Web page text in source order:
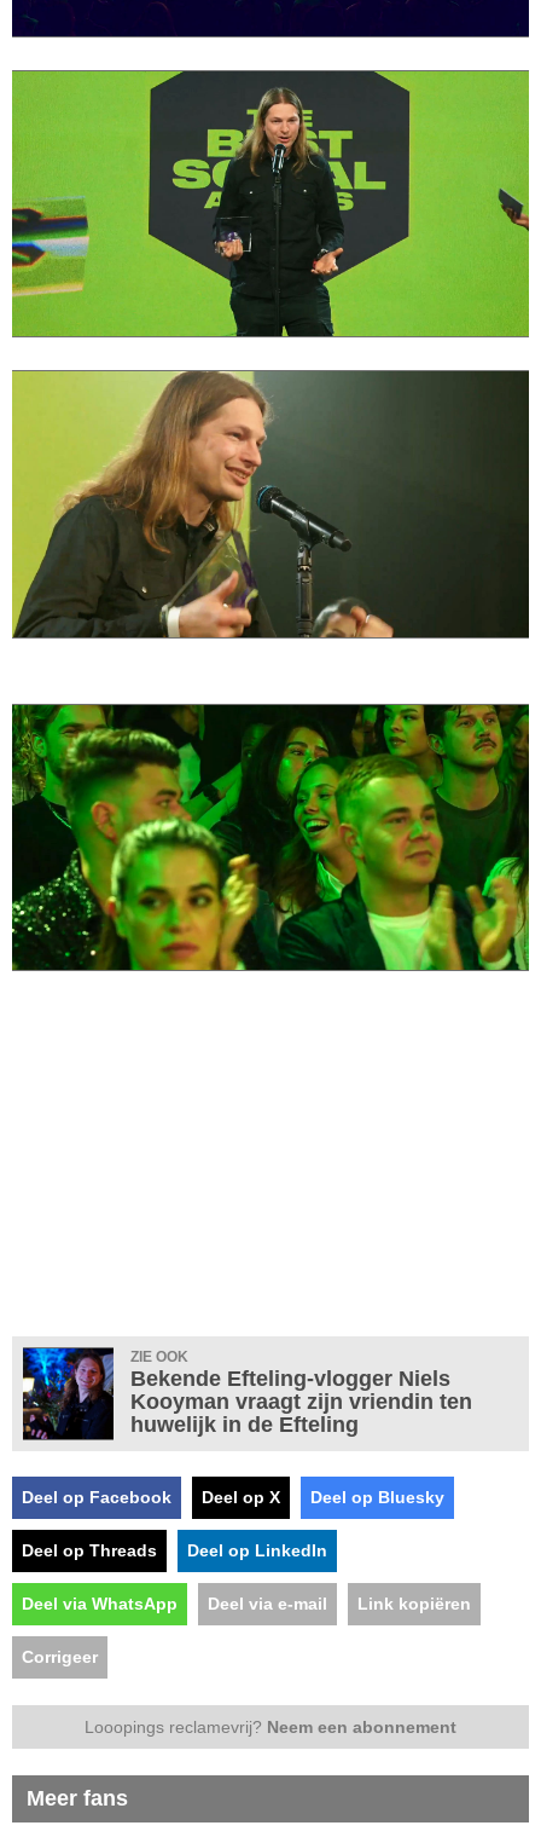
ZIE OOK
Bekende Efteling-vlogger Niels
Kooyman vraagt zijn vriendin ten
huwelijk in de Efteling
Deel op Facebook Deel op X Deel op Bluesky
Deel op Threads Deel op LinkedIn
Deel via WhatsApp Deel via e-mail Link kopiëren
Corrigeer
Looopings reclamevrij? Neem een abonnement
Meer fans